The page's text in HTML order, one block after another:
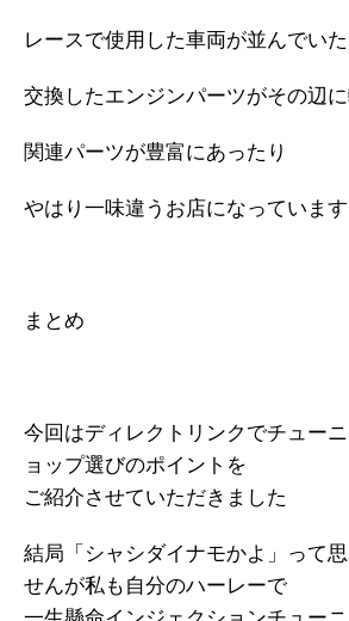
レースで使用した車両が並んでいた
交換したエンジンパーツがその辺
関連パーツが豊富にあったり
やはり一味違うお店になっています
まとめ
今回はディレクトリンクでチュー
ョップ選びのポイントを
ご紹介させていただきました
結局「シャシダイナモかよ」って
せんが私も自分のハーレーで